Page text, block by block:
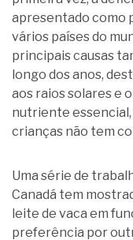
apresentado como
vários países do
principais causas
longo dos anos,
aos raios solares e
nutriente
crianças não tem
Uma série de
Canadá tem
leite de vaca em
preferência por